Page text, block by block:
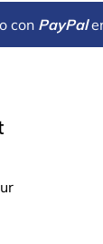
con PayPal